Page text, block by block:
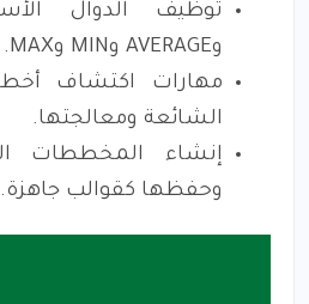
وAVERAGE وMIN وMAX.
مهارات اكتشاف
الشائعة ومعالجتها.
إنشاء المخططات
وحفظها كقوالب جاهزة.